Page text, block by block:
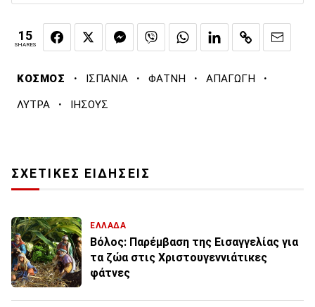
15
SHARES
ΚΟΣΜΟΣ · ΙΣΠΑΝΙΑ · ΦΑΤΝΗ · ΑΠΑΓΩΓΗ ·
ΛΥΤΡΑ · ΙΗΣΟΥΣ
ΣΧΕΤΙΚΕΣ ΕΙΔΗΣΕΙΣ
ΕΛΛΑΔΑ
Βόλος: Παρέμβαση της Εισαγγελίας για
τα ζώα στις Χριστουγεννιάτικες
φάτνες